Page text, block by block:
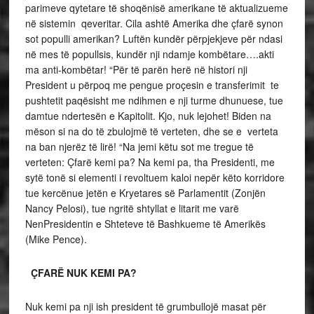
parimeve qytetare të shoqënisë amerikane të aktualizueme
në sistemin qeveritar. Cila ashtë Amerika dhe çfarë synon
sot populli amerikan? Luftën kundër përpjekjeve për ndasi
në mes të popullsis, kundër nji ndamje kombëtare….akti
ma anti-kombëtar! “Për të parën herë në histori nji
President u përpoq me pengue proçesin e transferimit te
pushtetit paqësisht me ndihmen e nji turme dhunuese, tue
damtue ndertesën e Kapitolit. Kjo, nuk lejohet! Biden na
mëson si na do të zbulojmë të verteten, dhe se e verteta
na ban njerëz të lirë! “Na jemi këtu sot me tregue të
verteten: Çfarë kemi pa? Na kemi pa, tha Presidenti, me
sytë tonë si elementi i revoltuem kaloi nepër këto korridore
tue kercënue jetën e Kryetares së Parlamentit (Zonjën
Nancy Pelosi), tue ngritë shtyllat e litarit me varë
NenPresidentin e Shteteve të Bashkueme të Amerikës
(Mike Pence).
ÇFARË NUK KEMI PA?
Nuk kemi pa nji ish president të grumbullojë masat për